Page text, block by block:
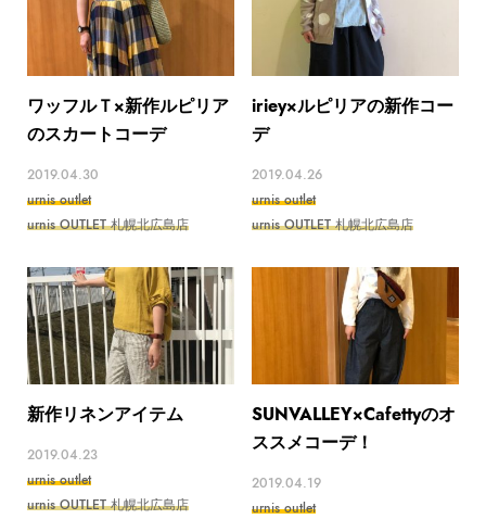
ワッフルＴ×新作ルピリア
のスカートコーデ
2019.04.30
urnis outlet
urnis OUTLET 札幌北広島店
iriey×ルピリアの新作コー
デ
2019.04.26
urnis outlet
urnis OUTLET 札幌北広島店
新作リネンアイテム
2019.04.23
urnis outlet
urnis OUTLET 札幌北広島店
SUNVALLEY×Cafettyのオ
ススメコーデ！
2019.04.19
urnis outlet